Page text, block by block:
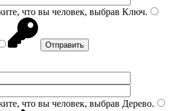
что вы человек, выбрав Ключ.
что вы человек, выбрав Дерево.